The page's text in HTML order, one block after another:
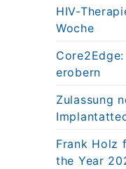
HIV-
Woche
erobern
Zulassung
Frank Holz
the Year